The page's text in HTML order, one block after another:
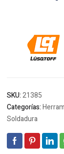
SKU:21385
Categorías:
Soldadura